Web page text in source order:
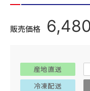
販売価格 6,480